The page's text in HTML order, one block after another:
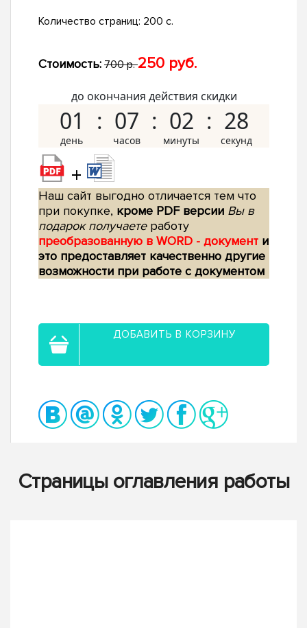
Количество страниц: 200 с.
Стоимость: 700 р.250 руб.
до окончания действия скидки
01 07 02 27
+
Наш сайт выгодно отличается тем что
при покупке, кроме PDF версии Вы в
подарок получаетеработу
преобразованную в WORD - документ и
это предоставляет качественно другие
возможности при работе с документом
ДОБАВИТЬ В КОРЗИНУ
Страницы оглавления работы